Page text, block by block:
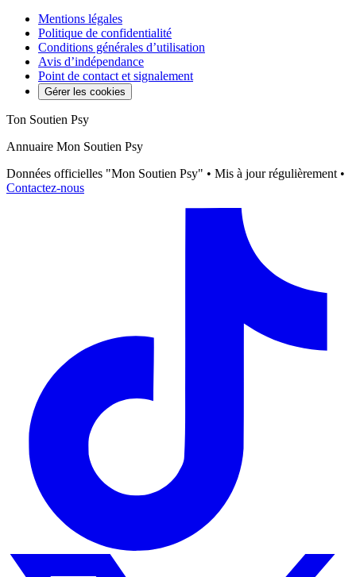
Mentions légales
Politique de confidentialité
Conditions générales d’utilisation
Avis d’indépendance
Point de contact et signalement
Gérer les cookies
Ton Soutien Psy
Annuaire Mon Soutien Psy
Données officielles "Mon Soutien Psy" • Mis à jour régulièrement •
Contactez-nous